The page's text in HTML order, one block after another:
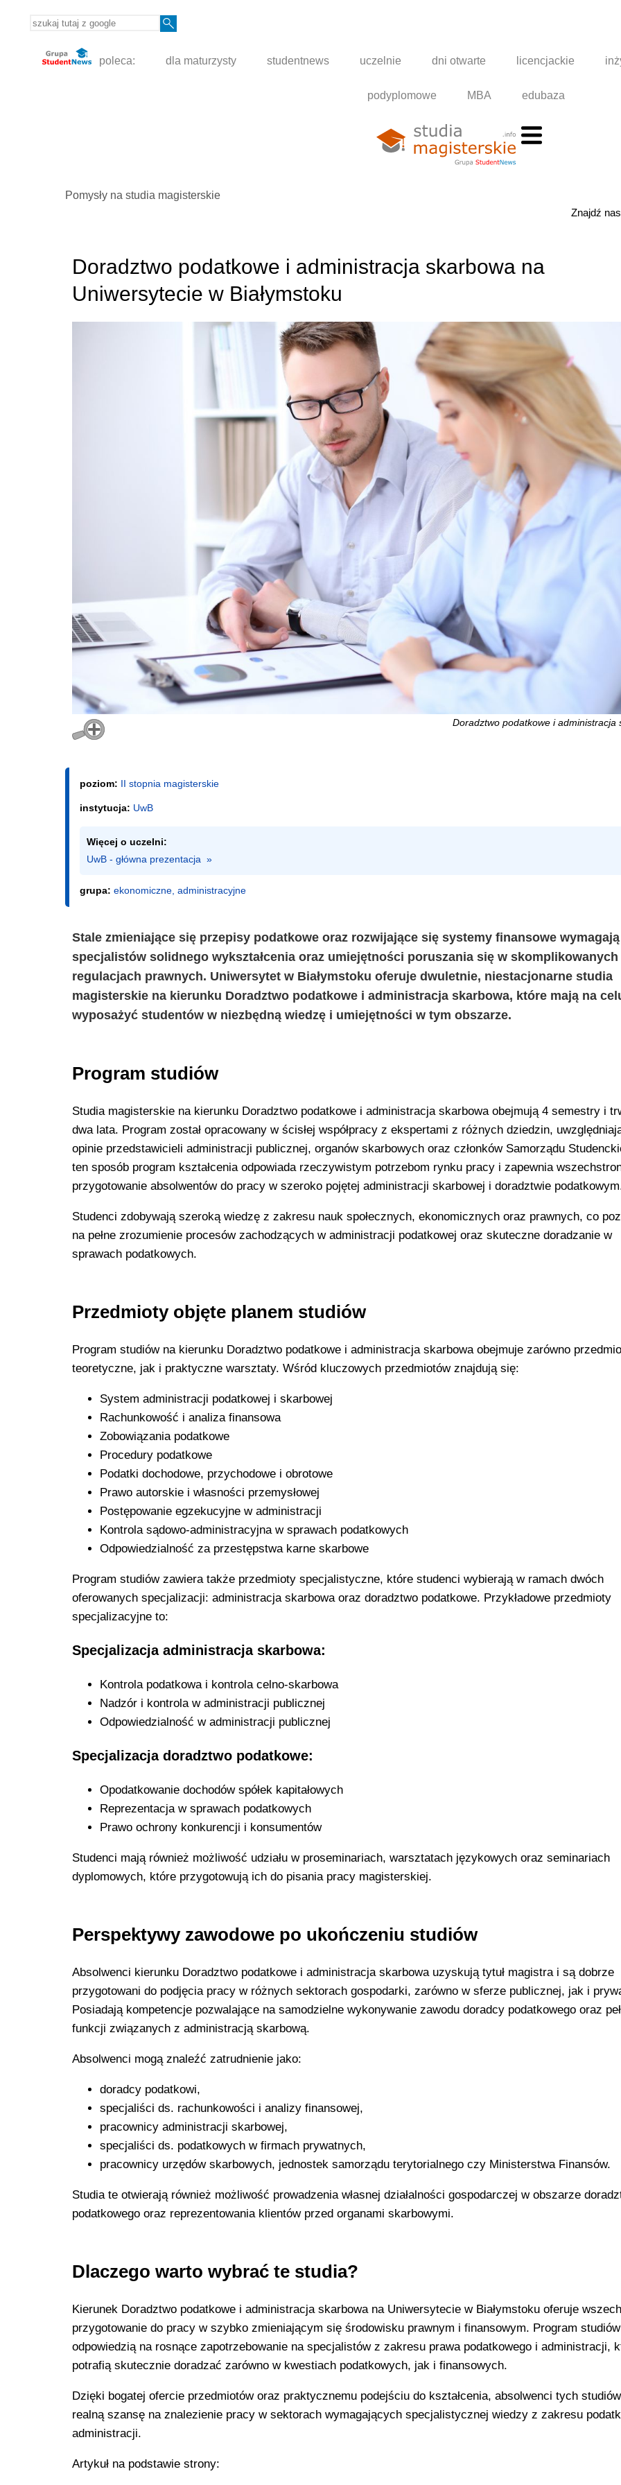
poleca: dla maturzysty studentnews uczelnie dni otwarte licencjackie
podyplomowe MBA edubaza
Pomysły na studia magisterskie
Znajdź
Doradztwo podatkowe i administracja skarbowa na
Uniwersytecie w Białymstoku
Doradztwo podatkowe i administracja
poziom: II stopnia magisterskie
instytucja: UwB
Więcej o uczelni:
UwB - główna prezentacja  »
grupa: ekonomiczne, administracyjne
Stale zmieniające się przepisy podatkowe oraz rozwijające się systemy finansowe
specjalistów solidnego wykształcenia oraz umiejętności poruszania się w skomplikowanych
regulacjach prawnych. Uniwersytet w Białymstoku oferuje dwuletnie, niestacjonarne studia
magisterskie na kierunku Doradztwo podatkowe i administracja skarbowa, które mają na
wyposażyć studentów w niezbędną wiedzę i umiejętności w tym obszarze.
Program studiów
Studia magisterskie na kierunku Doradztwo podatkowe i administracja skarbowa obejmują 4 semestry i
dwa lata. Program został opracowany w ścisłej współpracy z ekspertami z różnych dziedzin,
opinie przedstawicieli administracji publicznej, organów skarbowych oraz członków Samorządu
ten sposób program kształcenia odpowiada rzeczywistym potrzebom rynku pracy i zapewnia
przygotowanie absolwentów do pracy w szeroko pojętej administracji skarbowej i doradztwie
Studenci zdobywają szeroką wiedzę z zakresu nauk społecznych, ekonomicznych oraz prawnych, co
na pełne zrozumienie procesów zachodzących w administracji podatkowej oraz skuteczne doradzanie w
sprawach podatkowych.
Przedmioty objęte planem studiów
Program studiów na kierunku Doradztwo podatkowe i administracja skarbowa obejmuje zarówno
teoretyczne, jak i praktyczne warsztaty. Wśród kluczowych przedmiotów znajdują się:
System administracji podatkowej i skarbowej
Rachunkowość i analiza finansowa
Zobowiązania podatkowe
Procedury podatkowe
Podatki dochodowe, przychodowe i obrotowe
Prawo autorskie i własności przemysłowej
Postępowanie egzekucyjne w administracji
Kontrola sądowo-administracyjna w sprawach podatkowych
Odpowiedzialność za przestępstwa karne skarbowe
Program studiów zawiera także przedmioty specjalistyczne, które studenci wybierają w ramach dwóch
oferowanych specjalizacji: administracja skarbowa oraz doradztwo podatkowe. Przykładowe przedmioty
specjalizacyjne to:
Specjalizacja administracja skarbowa:
Kontrola podatkowa i kontrola celno-skarbowa
Nadzór i kontrola w administracji publicznej
Odpowiedzialność w administracji publicznej
Specjalizacja doradztwo podatkowe:
Opodatkowanie dochodów spółek kapitałowych
Reprezentacja w sprawach podatkowych
Prawo ochrony konkurencji i konsumentów
Studenci mają również możliwość udziału w proseminariach, warsztatach językowych oraz seminariach
dyplomowych, które przygotowują ich do pisania pracy magisterskiej.
Perspektywy zawodowe po ukończeniu studiów
Absolwenci kierunku Doradztwo podatkowe i administracja skarbowa uzyskują tytuł magistra i są dobrze
przygotowani do podjęcia pracy w różnych sektorach gospodarki, zarówno w sferze publicznej, jak i
Posiadają kompetencje pozwalające na samodzielne wykonywanie zawodu doradcy podatkowego oraz
funkcji związanych z administracją skarbową.
Absolwenci mogą znaleźć zatrudnienie jako:
doradcy podatkowi,
specjaliści ds. rachunkowości i analizy finansowej,
pracownicy administracji skarbowej,
specjaliści ds. podatkowych w firmach prywatnych,
pracownicy urzędów skarbowych, jednostek samorządu terytorialnego czy Ministerstwa Finansów.
Studia te otwierają również możliwość prowadzenia własnej działalności gospodarczej w obszarze
podatkowego oraz reprezentowania klientów przed organami skarbowymi.
Dlaczego warto wybrać te studia?
Kierunek Doradztwo podatkowe i administracja skarbowa na Uniwersytecie w Białymstoku oferuje
przygotowanie do pracy w szybko zmieniającym się środowisku prawnym i finansowym. Program
odpowiedzią na rosnące zapotrzebowanie na specjalistów z zakresu prawa podatkowego i administracji,
potrafią skutecznie doradzać zarówno w kwestiach podatkowych, jak i finansowych.
Dzięki bogatej ofercie przedmiotów oraz praktycznemu podejściu do kształcenia, absolwenci tych
realną szansę na znalezienie pracy w sektorach wymagających specjalistycznej wiedzy z zakresu
administracji.
Artykuł na podstawie strony: